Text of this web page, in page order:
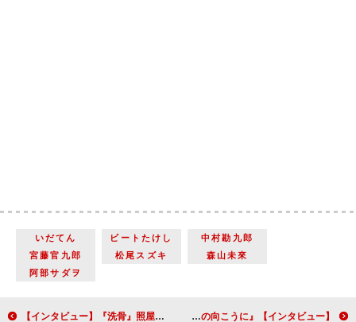
いだてん ビートたけし
中村勘九郎
宮藤官九郎
松尾スズキ
森山未來
阿部サダヲ
【インタビュー】『洗骨』照屋年之監督「現場に芸人のゴリは一切なく、ただ汗まみれで無精ひげで、一生懸命演出している素の僕がいました」 【インタビュー】『笑顔の向こうに』高杉真宙、初の医療作品で体験した「濃厚な時間」 新しい自分も発見